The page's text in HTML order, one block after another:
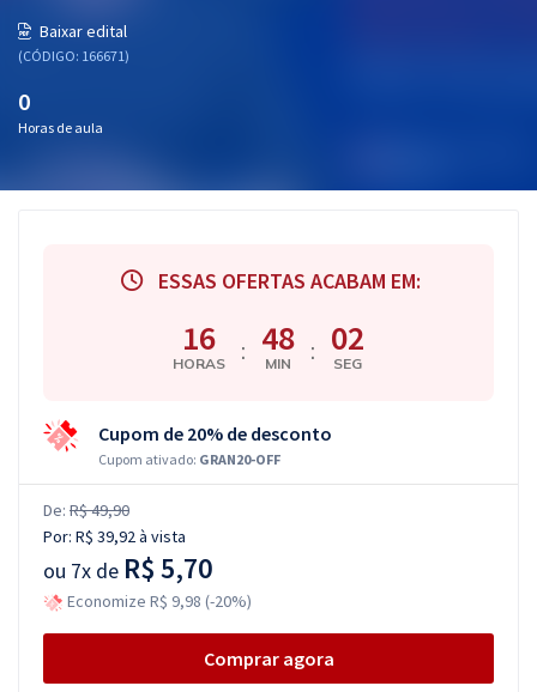
Pós
Graduação
OAB
Conteúdo gratuito
Atendimento
Baixar edital
(CÓDIGO: 166671)
0
Horas de aula
ESSAS OFERTAS ACABAM EM:
16
HORAS : 48
MIN : 02
SEG
Cupom de 20% de desconto
Cupom ativado: GRAN20-OFF
De: R$ 49,90
Por: R$ 39,92à vista
ou 7x de R$ 5,70
Economize R$ 9,98 (-20%)
Comprar agora